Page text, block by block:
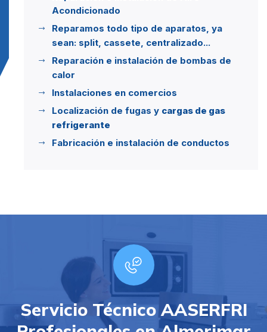
Acondicionado
Reparamos todo tipo de aparatos, ya
sean: split, cassete, centralizado...
Reparación e instalación de bombas de
calor
Instalaciones en comercios
Localización de fugas y cargas de gas
refrigerante
Fabricación e instalación de conductos
Servicio Técnico AASERFRI